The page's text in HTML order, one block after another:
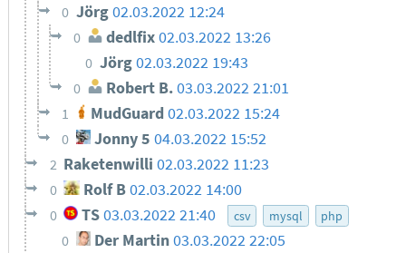
0 Jörg02.03.2022 12:24
0 dedlfix02.03.2022 13:26
0 Jörg02.03.2022 19:43
0 Robert B.03.03.2022 21:01
1 MudGuard 02.03.2022 15:24
0 Jonny 5 04.03.2022 15:52
2 Raketenwilli02.03.2022 11:23
0 Rolf B02.03.2022 14:00
0 TS03.03.2022 21:40 csv mysql php
0 Der Martin 03.03.2022 22:05